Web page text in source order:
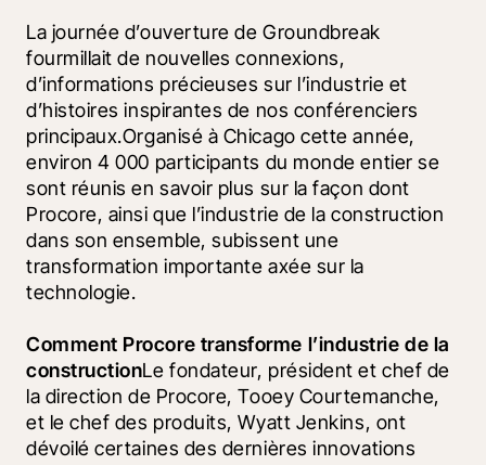
La journée d’ouverture de Groundbreak
fourmillait de nouvelles connexions,
d’informations précieuses sur l’industrie et
d’histoires inspirantes de nos conférenciers
principaux.Organisé à Chicago cette année,
environ 4 000 participants du monde entier se
sont réunis en savoir plus sur la façon dont
Procore, ainsi que l’industrie de la construction
dans son ensemble, subissent une
transformation importante axée sur la
technologie.
Comment Procore transforme l’industrie de la
constructionLe fondateur, président et chef de
la direction de Procore, Tooey Courtemanche,
et le chef des produits, Wyatt Jenkins, ont